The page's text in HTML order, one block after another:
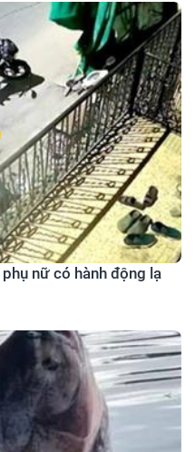
nữ có hành động lạ